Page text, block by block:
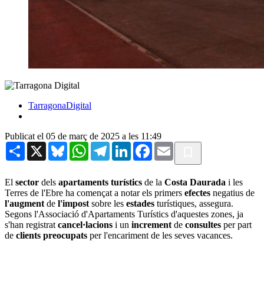
TarragonaDigital
Publicat el 05 de març de 2025 a les 11:49
Share X BlueskyWhatsAppTelegramLinkedInFacebook
Email
El sector dels apartaments turístics de la Costa Daurada i les
Terres de l'Ebre ha començat a notar els primers efectes negatius de
l'augment de l'impost sobre les estades turístiques, assegura.
Segons l'Associació d'Apartaments Turístics d'aquestes zones, ja
s'han registrat cancel·lacions i un increment de consultes per part
de clients preocupats per l'encariment de les seves vacances.